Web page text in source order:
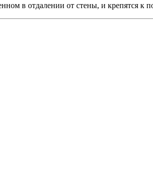
в отдалении от стены, и крепятся к